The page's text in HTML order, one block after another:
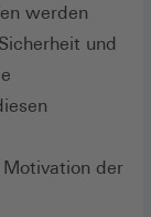
werden
und
der